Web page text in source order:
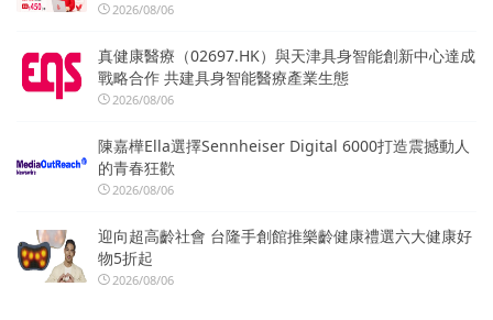
2026/08/06
真健康醫療（02697.HK）與天津具身智能創新中心達成
戰略合作 共建具身智能醫療產業生態
2026/08/06
陳嘉樺Ella選擇Sennheiser Digital 6000打造震撼動人
的青春狂歡
2026/08/06
迎向超高齡社會 台隆手創館推樂齡健康禮選六大健康好
物5折起
2026/08/06